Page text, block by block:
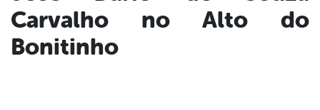
Carvalho no Alto do
Bonitinho